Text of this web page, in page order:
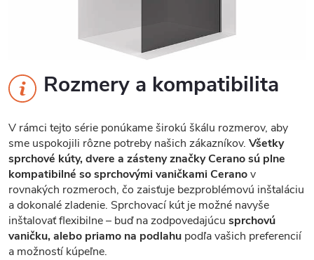
Rozmery a kompatibilita
V rámci tejto série ponúkame širokú škálu rozmerov, aby
sme uspokojili rôzne potreby našich zákazníkov. Všetky
sprchové kúty, dvere a zásteny značky Cerano sú plne
kompatibilné so sprchovými vaničkami Ceranov
rovnakých rozmeroch, čo zaisťuje bezproblémovú inštaláciu
a dokonalé zladenie. Sprchovací kút je možné navyše
inštalovať flexibilne – buď na zodpovedajúcu sprchovú
vaničku, alebo priamo na podlahu podľa vašich preferencií
a možností kúpeľne.